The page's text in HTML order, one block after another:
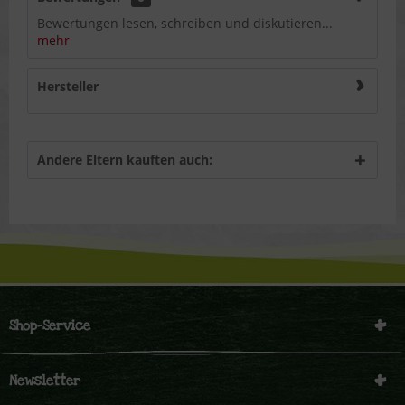
Bewertungen lesen, schreiben und diskutieren...
mehr
Hersteller
Andere Eltern kauften auch:
Shop-Service
Newsletter